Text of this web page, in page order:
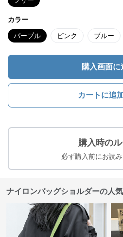
カラー
パープル ピンク ブルー
購入画面に
カートに追
購入時の
必ず購入前にお読み
ナイロンバッグショルダーの人